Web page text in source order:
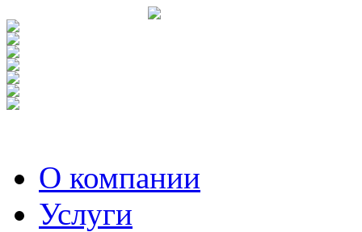
О компании
Услуги